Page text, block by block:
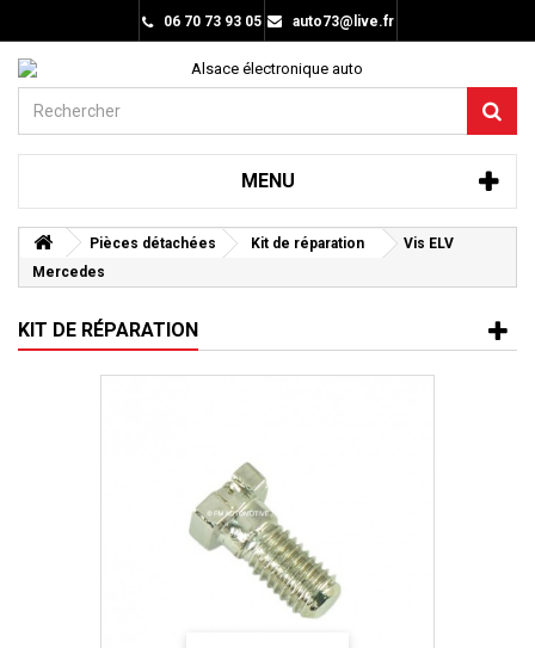
06 70 73 93 05 auto73@live.fr
MENU
Pièces détachées Kit de réparation
Vis ELV
Mercedes
KIT DE RÉPARATION